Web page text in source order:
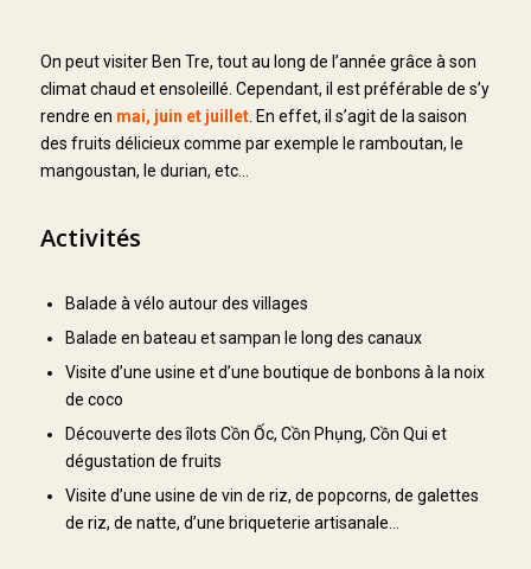
On peut visiter Ben Tre, tout au long de l’année grâce à son
climat chaud et ensoleillé. Cependant, il est préférable de s’y
rendre en mai, juin et juillet. En effet, il s’agit de la saison
des fruits délicieux comme par exemple le ramboutan, le
mangoustan, le durian, etc…
Activités
Balade à vélo autour des villages
Balade en bateau et sampan le long des canaux
Visite d’une usine et d’une boutique de bonbons à la noix
de coco
Découverte des îlots Cồn Ốc, Cồn Phụng, Cồn Qui et
dégustation de fruits
Visite d’une usine de vin de riz, de popcorns, de galettes
de riz, de natte, d’une briqueterie artisanale…